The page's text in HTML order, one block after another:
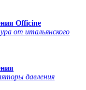
Officine
от итальянского
давления